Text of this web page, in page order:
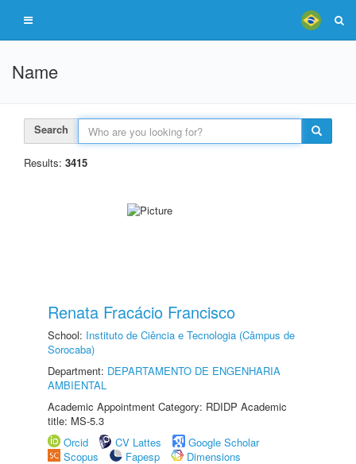
Name
Search
Results: 3415
Renata Fracácio Francisco
School: Instituto de Ciência e Tecnologia (Câmpus de
Sorocaba)
Department: DEPARTAMENTO DE ENGENHARIA
AMBIENTAL
Academic Appointment Category: RDIDP Academic
title: MS-5.3
Orcid
CV Lattes
Google Scholar
Scopus
Fapesp
Dimensions